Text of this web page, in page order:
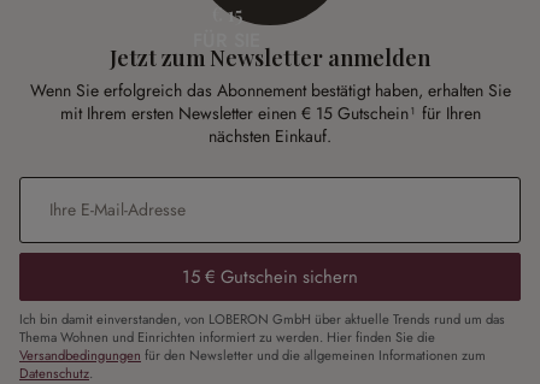
€ 15
Jetzt zum Newsletter anmelden
Wenn Sie erfolgreich das Abonnement bestätigt haben, erhalten Sie
mit Ihrem ersten Newsletter einen € 15 Gutschein¹ für Ihren
nächsten Einkauf.
E-Mail-Adresse
15 € Gutschein sichern
Ich bin damit einverstanden, von LOBERON GmbH über aktuelle Trends rund um das
Thema Wohnen und Einrichten informiert zu werden. Hier finden Sie die
Versandbedingungen für den Newsletter und die allgemeinen Informationen zum
Datenschutz.